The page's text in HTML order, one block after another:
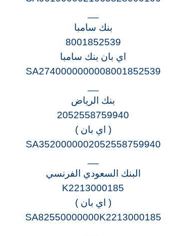
بنك سامبا
8001852539
اي بان بنك سامبا
SA2740000000008001852539
بنك الرياض
2052558759940
( اي بان )
SA3520000002052558759940
البنك السعودي الفرنسي
K2213000185
( اي بان )
SA82550000000K2213000185